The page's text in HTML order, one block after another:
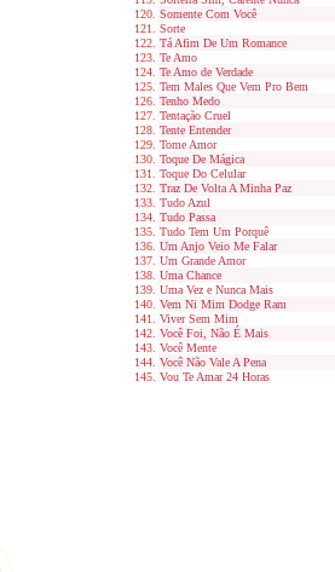
Somente Com Você
Sorte
Tá Afim De Um Romance
Te Amo
Te Amo de Verdade
Tem Males Que Vem Pro Bem
Tenho Medo
Tentação Cruel
Tente Entender
Tome Amor
Toque De Mágica
Toque Do Celular
Traz De Volta A Minha Paz
Tudo Azul
Tudo Passa
Tudo Tem Um Porquê
Um Anjo Veio Me Falar
Um Grande Amor
Uma Chance
Uma Vez e Nunca Mais
Vem Ni Mim Dodge Ram
Viver Sem Mim
Você Foi, Não É Mais
Você Mente
Você Não Vale A Pena
Vou Te Amar 24 Horas